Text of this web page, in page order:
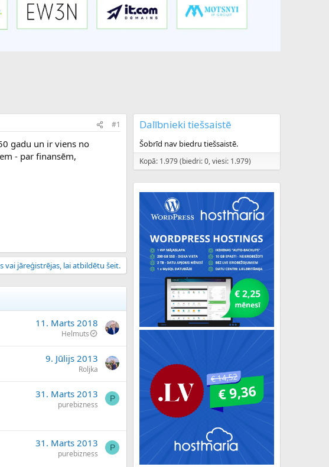
#1
gadu un ir viens no
- par finansēm,
vai jāreģistrējas, lai atbildētu šeit.
11. Marts 2018
Helmuts
9. Jūlijs 2013
Roljka
31. Marts 2013
purebizness
P
31. Marts 2013
purebizness
P
Dalībnieki tiešsaistē
Šobrīd nav biedru tiešsaistē.
Kopā: 1.979 (biedri: 0, viesi: 1.979)